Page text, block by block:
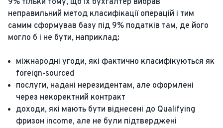
9% тільки тому, що їх бухгалтер вибрав
неправильний метод класифікації операцій і тим
самим сформував базу під 9% податків там, де його
могло б і не бути, наприклад:
міжнародні угоди, які фактично класифікуються як
foreign-sourced
послуги, надані нерезидентам, але оформлені
через некоректний контракт
доходи, які мають бути віднесені до Qualifying
фризон income, але не були підтверджені